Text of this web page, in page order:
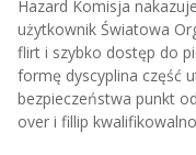
Hazard Komisja
użytkownik Światowa
flirt i szybko dostęp do
formę dyscyplina część
bezpieczeństwa punkt
over i fillip